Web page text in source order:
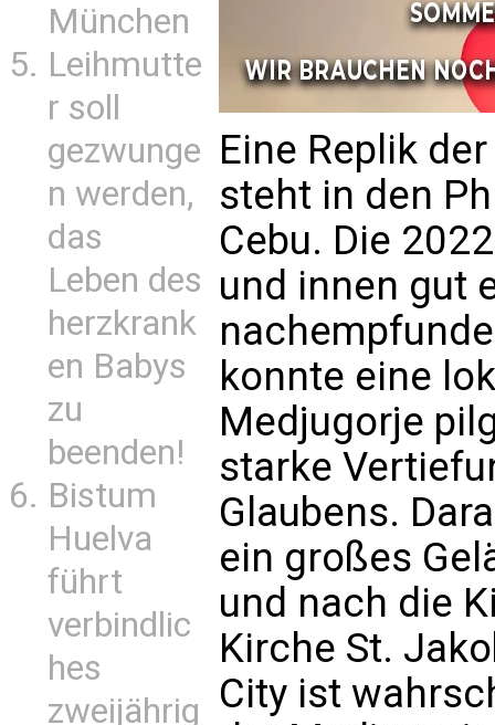
München
Leihmutte
r soll
gezwunge
n werden,
das
Leben des
herzkrank
en Babys
zu
beenden!
Bistum
Huelva
führt
verbindlic
hes
zweijährig
Eine Replik
steht in den
Cebu. Die
und innen gut
konnte eine
Medjugorje
starke
Glaubens.
ein großes
und nach die
Kirche St.
City ist